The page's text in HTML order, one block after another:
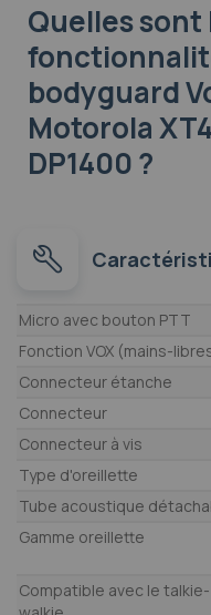
Quelles sont
bodyguard
Motorola
DP1400 ?
Caractéristiques
Micro avec bouton PTT
Fonction VOX (mains-
Connecteur étanche
Connecteur
Connecteur à vis
Type d'oreillette
Tube acoustique
Gamme oreillette
Compatible avec le talkie-